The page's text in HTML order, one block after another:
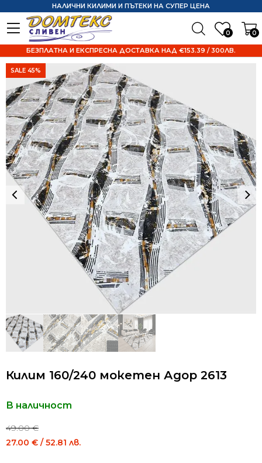
0 0
НАЛИЧНИ КИЛИМИ И ПЪТЕКИ НА СУПЕР ЦЕНА
БЕЗПЛАТНА И ЕКСПРЕСНА ДОСТАВКА НАД €153.39 / 300ЛВ.
SALE 45%
Килим 160/240 мокетен Адор 2613
В наличност
49.00€
Original
27.00 € / 52.81 лв.